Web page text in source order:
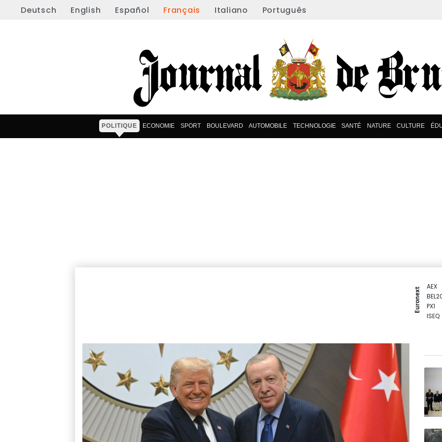
Deutsch English Español Français Italiano Português
POLITIQUE ECONOMIE SPORT BOULEVARD AUTOMOBILE TECHNOLOGIE SANTÉ NATURE CULTURE
Euronext
AEX
PX1
ISEQ